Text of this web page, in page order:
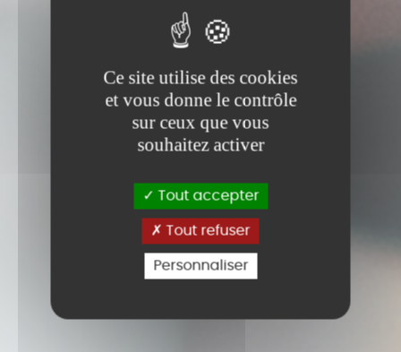
Ce site utilise des cookies
et vous donne le contrôle
sur ceux que vous
souhaitez activer
Tout accepter
Tout refuser
Personnaliser